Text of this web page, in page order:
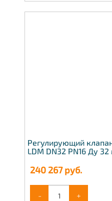
Регулирующий
LDM DN32 PN16 Ду
240 267руб.
- +